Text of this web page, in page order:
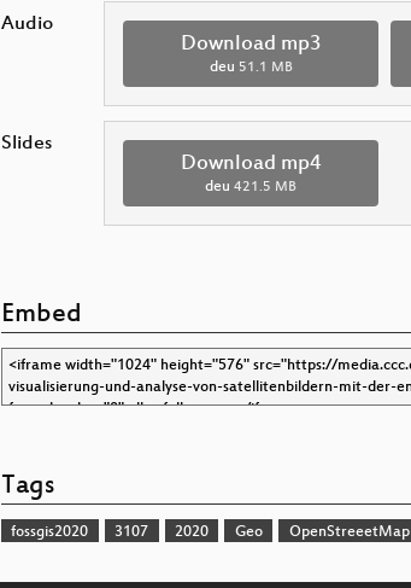
Audio
Download mp3
deu 51.1 MB
Slides
Download mp4
deu 421.5 MB
Embed
Tags
fossgis2020 3107 2020 Geo OpenStreeetMap